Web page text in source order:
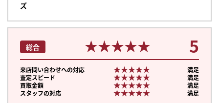
ズ
総合 ★★★★★
★★★★★ 5
来店問い合わせへの対応 ★★★★★
★★★★★
満足
査定スピード
★★★★★
★★★★★
満足
買取金額
★★★★★
★★★★★
満足
スタッフの対応
★★★★★
★★★★★ 満足